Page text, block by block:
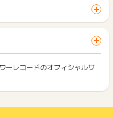
分
文と、店舗取置き予約サービ
由での注文
スは獲得対象外ですが、セブン
なります。
み
獲得対象外となります ※http
は、ポイントタウンのサポート
ト獲得対象外となる場合がご
やお買い物が完了するまでの
サイトに移動した場合はポイン
」ボタンを押した時とサービ
・ブラウザが異なる場合はポ
をご利用される場合は、毎回
ピングでポイントGET 」ボ
主側で対象外とみなし、「獲
1商品につき10円単位の金額
ものは切り捨てとなり、ポイ
を利用して支払われた金額分
のポイント獲得の対象には含
ーレコードのオフィシャルサ